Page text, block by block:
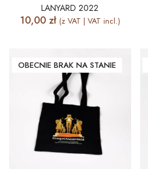
LANYARD 2022
10,00 zł (z VAT | VAT incl.)
OBECNIE BRAK NA STANIE